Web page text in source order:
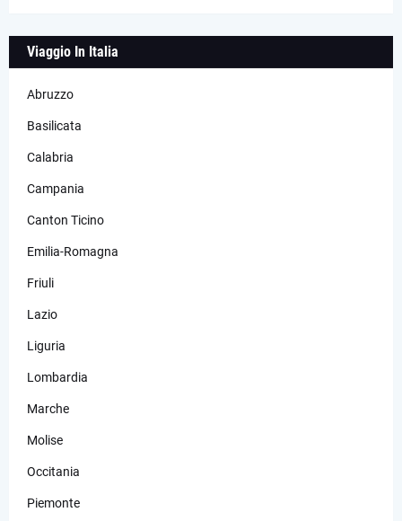
Viaggio In Italia
Abruzzo
Basilicata
Calabria
Campania
Canton Ticino
Emilia-Romagna
Friuli
Lazio
Liguria
Lombardia
Marche
Molise
Occitania
Piemonte